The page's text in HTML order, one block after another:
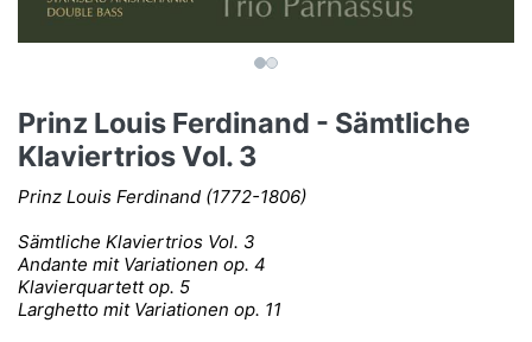
Prinz Louis Ferdinand - Sämtliche
Klaviertrios Vol. 3
Prinz Louis Ferdinand (1772-1806)
Sämtliche Klaviertrios Vol. 3
Andante mit Variationen op. 4
Klavierquartett op. 5
Larghetto mit Variationen op. 11